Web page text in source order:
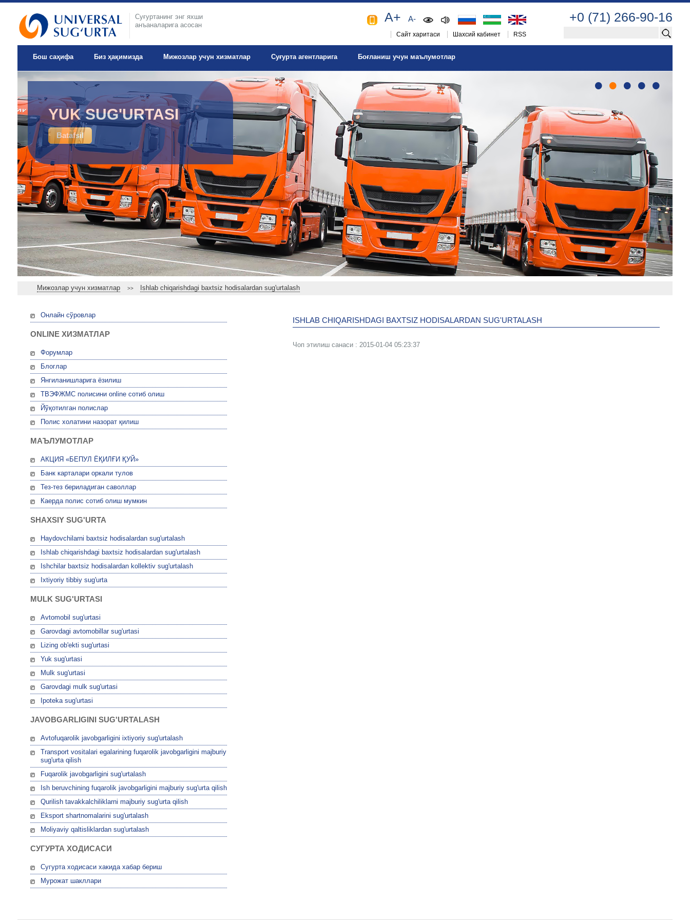
Суғуртанинг энг яхши
анъаналарига асосан
+0 (71) 266-90-16
A+ A-
Сайт харитаси Шахсий кабинет RSS
Бош саҳифа Биз ҳақимизда Мижозлар учун хизматлар Суғурта агентларига Боғланиш учун маълумотлар
IXTIYORIY TIBBIY
SUG'URTA
Batafsil
YUK SUG'URTASI
Batafsil
• • • • •
Мижозлар учун хизматлар >> Ishlab chiqarishdagi baxtsiz hodisalardan sug'urtalash
Онлайн сўровлар
ONLINE ХИЗМАТЛАР
Форумлар
Блоглар
Янгиланишларига ёзилиш
ТВЭФЖМС полисини online сотиб олиш
Йўқотилган полислар
Полис холатини назорат қилиш
МАЪЛУМОТЛАР
АКЦИЯ «БЕПУЛ ЁҚИЛҒИ ҚУЙ»
Банк карталари оркали тулов
Тез-тез бериладиган саволлар
Каерда полис сотиб олиш мумкин
SHAXSIY SUG'URTA
Haydovchilarni baxtsiz hodisalardan sug'urtalash
Ishlab chiqarishdagi baxtsiz hodisalardan sug'urtalash
Ishchilar baxtsiz hodisalardan kollektiv sug'urtalash
Ixtiyoriy tibbiy sug'urta
MULK SUG'URTASI
Avtomobil sug'urtasi
Garovdagi avtomobillar sug'urtasi
Lizing ob'ekti sug'urtasi
Yuk sug'urtasi
Mulk sug'urtasi
Garovdagi mulk sug'urtasi
Ipoteka sug'urtasi
JAVOBGARLIGINI SUG'URTALASH
Avtofuqarolik javobgarligini ixtiyoriy sug'urtalash
Transport vositalari egalarining fuqarolik javobgarligini majburiy
sug'urta qilish
Fuqarolik javobgarligini sug'urtalash
Ish beruvchining fuqarolik javobgarligini majburiy sug'urta qilish
Qurilish tavakkalchiliklarni majburiy sug'urta qilish
Eksport shartnomalarini sug'urtalash
Moliyaviy qaltisliklardan sug'urtalash
СУГУРТА ХОДИСАСИ
Сугурта ходисаси хакида хабар бериш
Мурожат шакллари
ISHLAB CHIQARISHDAGI BAXTSIZ HODISALARDAN SUG'URTALASH
Чоп этилиш санаси : 2015-01-04 05:23:37